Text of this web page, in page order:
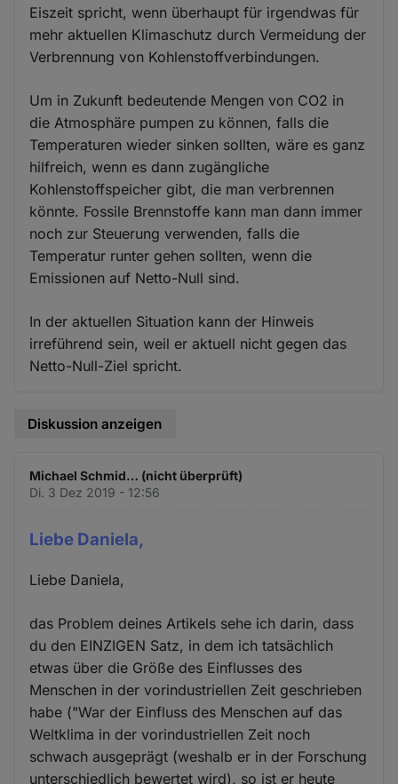
Eiszeit spricht, wenn überhaupt für irgendwas für
mehr aktuellen Klimaschutz durch Vermeidung der
Verbrennung von Kohlenstoffverbindungen.
Um in Zukunft bedeutende Mengen von CO2 in
die Atmosphäre pumpen zu können, falls die
Temperaturen wieder sinken sollten, wäre es ganz
hilfreich, wenn es dann zugängliche
Kohlenstoffspeicher gibt, die man verbrennen
könnte. Fossile Brennstoffe kann man dann immer
noch zur Steuerung verwenden, falls die
Temperatur runter gehen sollten, wenn die
Emissionen auf Netto-Null sind.
In der aktuellen Situation kann der Hinweis
irreführend sein, weil er aktuell nicht gegen das
Netto-Null-Ziel spricht.
Diskussion anzeigen
Michael Schmid… (nicht überprüft)
Di. 3 Dez 2019 - 12:56
Liebe Daniela,
Liebe Daniela,
das Problem deines Artikels sehe ich darin, dass
du den EINZIGEN Satz, in dem ich tatsächlich
etwas über die Größe des Einflusses des
Menschen in der vorindustriellen Zeit geschrieben
habe ("War der Einfluss des Menschen auf das
Weltklima in der vorindustriellen Zeit noch
schwach ausgeprägt (weshalb er in der Forschung
unterschiedlich bewertet wird), so ist er heute